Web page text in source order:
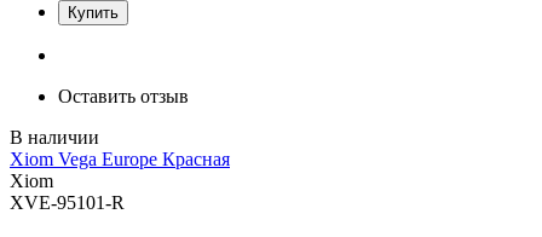
Оставить отзыв
Xiom Vega Europe Красная
Xiom
XVE-95101-R